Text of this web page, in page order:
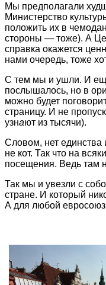
Мы предполагали
Министерство
положить их в
стороны — тоже). А
справка окажется
нами очередь, тоже
С тем мы и ушли. И ещё
послышалось, но в
можно будет
страницу. И не
узнают из тысячи).
Словом, нет единства
не кот. Так что на
посещения. Ведь там
Так мы и увезли с
стране. И который
А для любой